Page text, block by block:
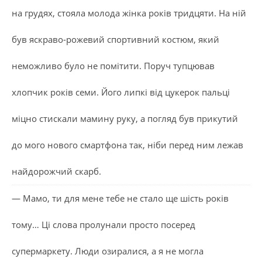
на грудях, стояла молода жінка років тридцяти. На ній
був яскраво-рожевий спортивний костюм, який
неможливо було не помітити. Поруч тупцював
хлопчик років семи. Його липкі від цукерок пальці
міцно стискали мамину руку, а погляд був прикутий
до мого нового смартфона так, ніби перед ним лежав
найдорожчий скарб.
— Мамо, ти для мене тебе не стало ще шість років
тому… Ці слова пролунали просто посеред
супермаркету. Люди озиралися, а я не могла